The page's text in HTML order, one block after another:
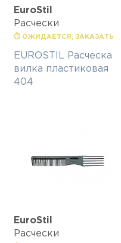
EuroStil
Расчески
⏱ ОЖИДАЕТСЯ, ЗАКАЗАТЬ
EUROSTIL Расческа
вилка пластиковая
404
EuroStil
Расчески